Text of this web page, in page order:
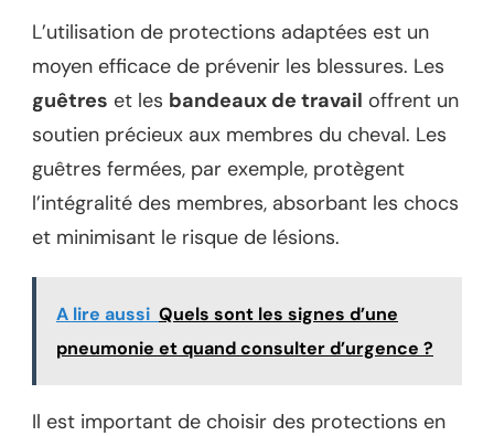
L’utilisation de protections adaptées est un
moyen efficace de prévenir les blessures. Les
guêtres et les bandeaux de travail offrent un
soutien précieux aux membres du cheval. Les
guêtres fermées, par exemple, protègent
l’intégralité des membres, absorbant les chocs
et minimisant le risque de lésions.
A lire aussi Quels sont les signes d’une
pneumonie et quand consulter d’urgence ?
Il est important de choisir des protections en